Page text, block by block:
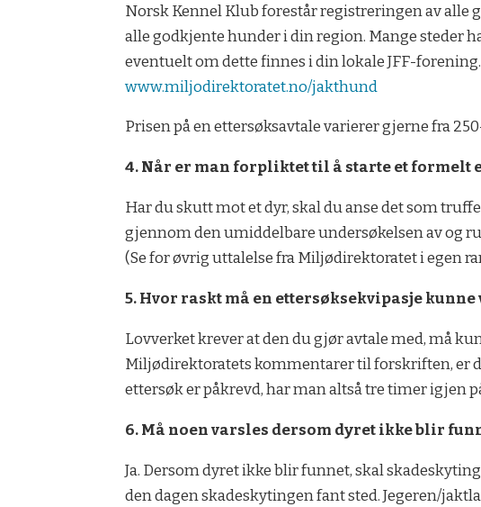
Norsk Kennel Klub forestår registreringen av alle
alle godkjente hunder i din region. Mange steder
eventuelt om dette finnes i din lokale JFF-
www.miljodirektoratet.no/jakthund
Prisen på en ettersøksavtale varierer gjerne fra
4. Når er man forpliktet til å starte et formelt
Har du skutt mot et dyr, skal du anse det som
gjennom den umiddelbare undersøkelsen av og
(Se for øvrig uttalelse fra Miljødirektoratet i egen
5. Hvor raskt må en ettersøksekvipasje kunne
Lovverket krever at den du gjør avtale med, må
Miljødirektoratets kommentarer til forskriften, er
ettersøk er påkrevd, har man altså tre timer igjen
6. Må noen varsles dersom dyret ikke blir
Ja. Dersom dyret ikke blir funnet, skal
den dagen skadeskytingen fant sted. Jegeren/